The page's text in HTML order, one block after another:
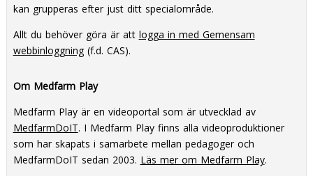
kan grupperas efter just ditt specialområde.
Allt du behöver göra är att logga in med Gemensam
webbinloggning(f.d. CAS).
Om Medfarm Play
Medfarm Play är en videoportal som är utvecklad av
MedfarmDoIT. I Medfarm Play finns alla videoproduktioner
som har skapats i samarbete mellan pedagoger och
MedfarmDoIT sedan 2003. Läs mer om Medfarm Play.